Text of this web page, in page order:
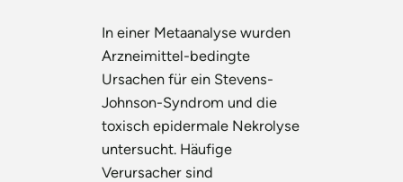
In einer Metaanalyse wurden
Arzneimittel-bedingte
Ursachen für ein Stevens-
Johnson-Syndrom und die
toxisch epidermale Nekrolyse
untersucht. Häufige
Verursacher sind